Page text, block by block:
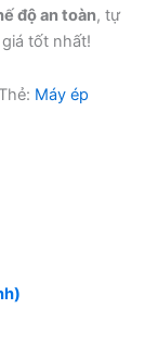
độ an toàn, tự
tốt nhất!
Thẻ: Máy ép